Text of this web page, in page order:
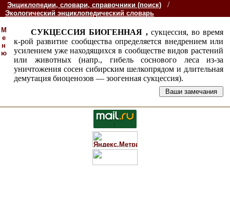
Энциклопедии, словари, справочники (поиск) /
Экологический энциклопедический словарь
М
е
н
ю
СУКЦЕССИЯ БИОГЕННАЯ , сукцессия, во время
к-рой развитие сообщества определяется внедрением или
усилением уже находящихся в сообществе видов растений
или животных (напр., гибель соснового леса из-за
уничтожения сосен сибирским шелкопрядом и длительная
демутация биоценозов — зоогенная сукцессия).